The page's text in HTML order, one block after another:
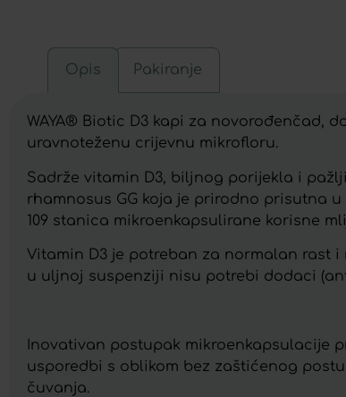
Opis Pakiranje
WAYA® Biotic D3 kapi za novorođenčad,
uravnoteženu crijevnu mikrofloru.
Sadrže vitamin D3, biljnog porijekla i
rhamnosus GG koja je prirodno prisutna u
109 stanica mikroenkapsulirane korisne
Vitamin D3 je potreban za normalan rast
u uljnoj suspenziji nisu potrebi dodaci
Inovativan postupak mikroenkapsulacije
usporedbi s oblikom bez zaštićenog
čuvanja.